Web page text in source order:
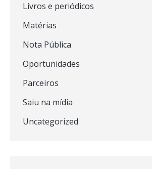
Livros e periódicos
Matérias
Nota Pública
Oportunidades
Parceiros
Saiu na mídia
Uncategorized